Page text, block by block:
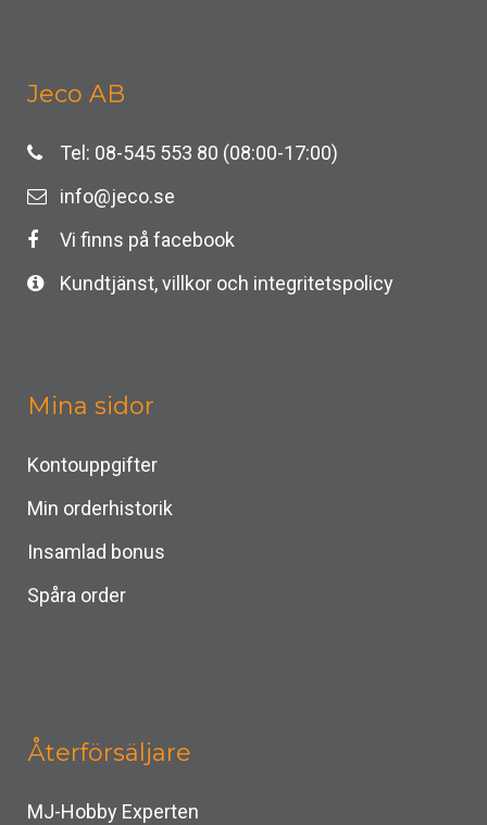
Jeco AB
Tel: 08-545 553 80 (08:00-17:00)
info@jeco.se
Vi finns på facebook
Kundtjänst, villkor och integritetspolicy
Mina sidor
Kontouppgifter
Min orderhistorik
Insamlad bonus
Spåra order
Återförsäljare
MJ-Hobby Experten